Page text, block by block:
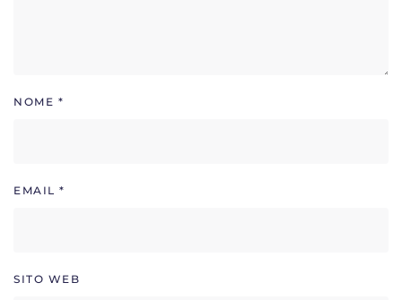
NOME *
EMAIL *
SITO WEB